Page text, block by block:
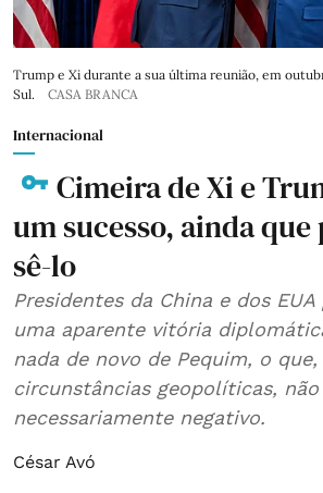
Trump e Xi durante a sua última reunião, em
Sul.
CASA BRANCA
Internacional
Cimeira de Xi e
um sucesso, ainda que
sê-lo
Presidentes da China e dos
uma aparente vitória
nada de novo de Pequim, o que,
circunstâncias geopolíticas, não
necessariamente negativo.
César Avó